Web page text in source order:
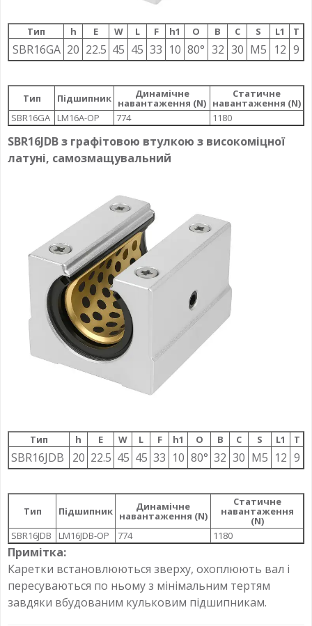
Тип h E W L F h1 О B C S L1 T
SBR16GA 20 22.5 45 45 33 10 80° 32 30 M5 12 9
Тип Підшипник Динамічне
навантаження (N)
Статичне
навантаження (N)
SBR16GA
LM16A-OP 774 1180
SBR16JDB з графітовою втулкою з високоміцної
латуні, самозмащувальний
Тип h E W L F h1 О B C S L1 T
SBR16JDB 20 22.5 45 45 33 10 80° 32 30 M5 12 9
Тип Підшипник Динамічне
навантаження (N)
Статичне
навантаження
(N)
SBR16JDB
LM16JDB-OP 774 1180
Примітка:
Каретки встановлюються зверху, охоплюють вал і
пересуваються по ньому з мінімальним тертям
завдяки вбудованим кульковим підшипникам.